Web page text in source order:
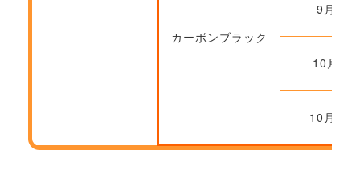
カーボンブラック
9月29
10月6
10月20